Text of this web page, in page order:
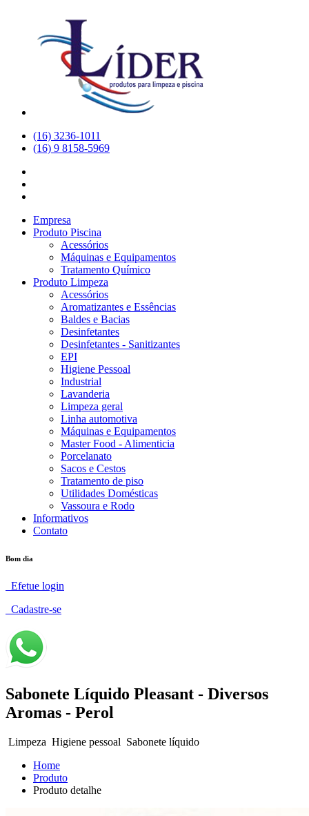
(16) 3236-1011
(16) 9 8158-5969
Empresa
Produto Piscina
Acessórios
Máquinas e Equipamentos
Tratamento Químico
Produto Limpeza
Acessórios
Aromatizantes e Essências
Baldes e Bacias
Desinfetantes
Desinfetantes - Sanitizantes
EPI
Higiene Pessoal
Industrial
Lavanderia
Limpeza geral
Linha automotiva
Máquinas e Equipamentos
Master Food - Alimenticia
Porcelanato
Sacos e Cestos
Tratamento de piso
Utilidades Domésticas
Vassoura e Rodo
Informativos
Contato
Bom dia
Efetue login
Cadastre-se
Sabonete Líquido Pleasant - Diversos
Aromas - Perol
Limpeza Higiene pessoal Sabonete líquido
Home
Produto
Produto detalhe